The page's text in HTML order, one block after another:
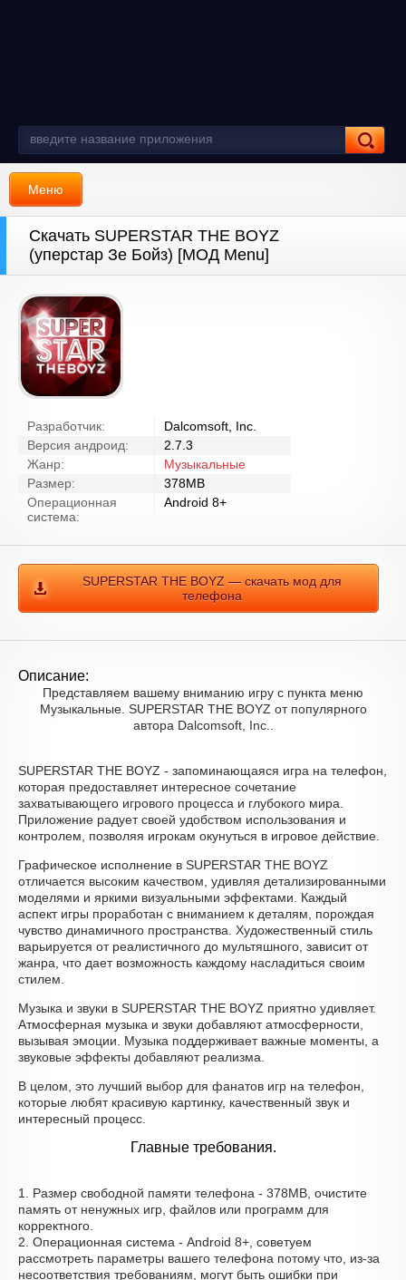
Меню
Скачать SUPERSTAR THE BOYZ
(уперстар Зе Бойз) [МОД Menu]
Разработчик:
Dalcomsoft, Inc.
Версия андроид:
2.7.3
Жанр:
Музыкальные
Размер:
378MB
Операционная
система:
Android 8+
SUPERSTAR THE BOYZ — скачать мод для
телефона
Описание:
Представляем вашему вниманию игру с пункта меню
Музыкальные. SUPERSTAR THE BOYZ от популярного
автора Dalcomsoft, Inc..
SUPERSTAR THE BOYZ - запоминающаяся игра на телефон,
которая предоставляет интересное сочетание
захватывающего игрового процесса и глубокого мира.
Приложение радует своей удобством использования и
контролем, позволяя игрокам окунуться в игровое действие.
Графическое исполнение в SUPERSTAR THE BOYZ
отличается высоким качеством, удивляя детализированными
моделями и яркими визуальными эффектами. Каждый
аспект игры проработан с вниманием к деталям, порождая
чувство динамичного пространства. Художественный стиль
варьируется от реалистичного до мультяшного, зависит от
жанра, что дает возможность каждому насладиться своим
стилем.
Музыка и звуки в SUPERSTAR THE BOYZ приятно удивляет.
Атмосферная музыка и звуки добавляют атмосферности,
вызывая эмоции. Музыка поддерживает важные моменты, а
звуковые эффекты добавляют реализма.
В целом, это лучший выбор для фанатов игр на телефон,
которые любят красивую картинку, качественный звук и
интересный процесс.
Главные требования.
1. Размер свободной памяти телефона - 378MB, очистите
память от ненужных игр, файлов или программ для
корректного.
2. Операционная система - Android 8+, советуем
рассмотреть параметры вашего телефона потому что, из-за
несоответствия требованиям, могут быть ошибки при